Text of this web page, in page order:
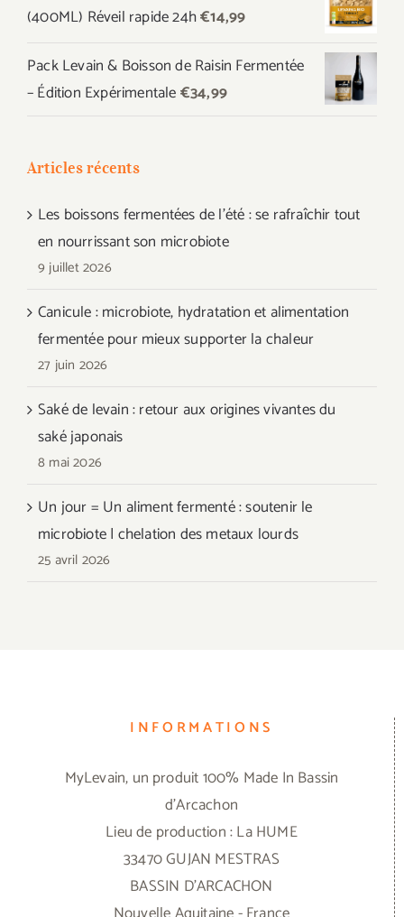
€44,97.€39,99.
(400ML) Réveil rapide 24h€14,99
Pack Levain & Boisson de Raisin Fermentée
– Édition Expérimentale€34,99
Articles récents
Les boissons fermentées de l’été : se rafraîchir tout
en nourrissant son microbiote
9 juillet 2026
Canicule : microbiote, hydratation et alimentation
fermentée pour mieux supporter la chaleur
27 juin 2026
Saké de levain : retour aux origines vivantes du
saké japonais
8 mai 2026
Un jour = Un aliment fermenté : soutenir le
microbiote | chelation des metaux lourds
25 avril 2026
INFORMATIONS
MyLevain, un produit 100% Made In Bassin
d'Arcachon
Lieu de production : La HUME
33470 GUJAN MESTRAS
BASSIN D'ARCACHON